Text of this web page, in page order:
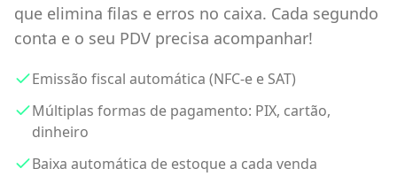
que elimina filas e erros no caixa. Cada segundo
conta e o seu PDV precisa acompanhar!
Emissão fiscal automática (NFC-e e SAT)
Múltiplas formas de pagamento: PIX, cartão,
dinheiro
Baixa automática de estoque a cada venda